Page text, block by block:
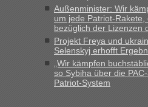
Berichte und
Grenzübergang zwischen
geht es am schnellsten?
„Derzeit, ist es überall sehr voll
Polen. Zb. Krakovets 100 PKW
Außenminister: Wir
um jede Patriot-Rakete,
bezüglich der Lizenzen
Projekt Freya und
Selenskyj erhofft
„Wir kämpfen
so Sybiha über die
Patriot-System